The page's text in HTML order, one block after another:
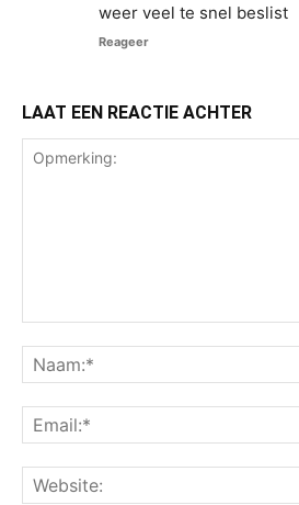
weer veel te snel beslist
Reageer
LAAT EEN REACTIE ACHTER